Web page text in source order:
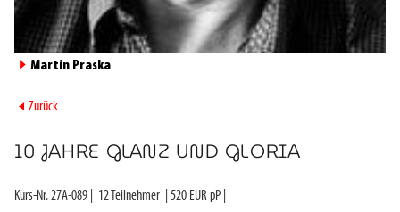
► Martin Praska
► Zurück
10 JAHRE GLANZ UND GLORIA
Kurs-Nr.27A-089 12Teilnehmer 520 EUR pP |